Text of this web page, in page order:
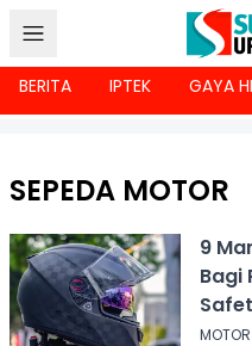
BERITA IPTEK GAYA
SEPEDA MOTOR
9
Bagi
MOTOR